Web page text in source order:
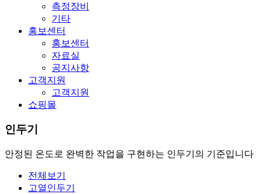
측정장비
기타
홍보센터
홍보센터
자료실
공지사항
고객지원
고객지원
쇼핑몰
인두기
안정된 온도로 완벽한 작업을 구현하는 인두기의 기준입니다
전체보기
고열인두기